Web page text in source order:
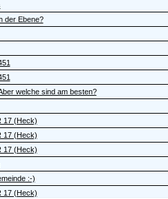
der Ebene?
welche sind am besten?
17 (Heck)
17 (Heck)
17 (Heck)
:-)
17 (Heck)